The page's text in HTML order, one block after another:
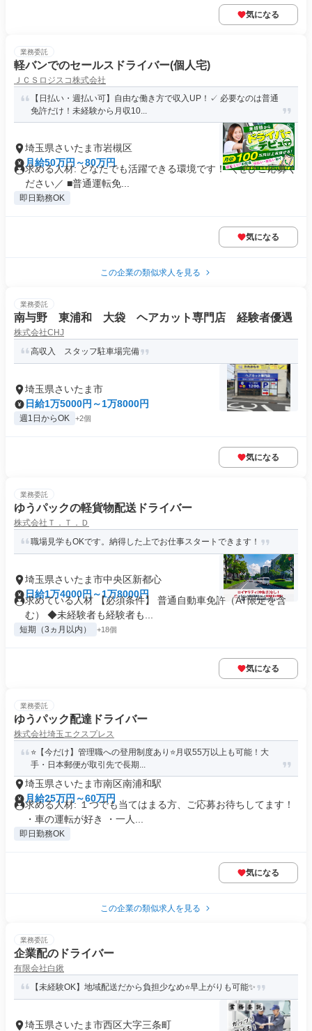
気になる
業務委託
軽バンでのセールスドライバー(個人宅)
ＪＣＳロジスコ株式会社
【日払い・週払い可】自由な働き方で収入UP！✓ 必要なのは普通
免許だけ！未経験から月収10...
埼玉県さいたま市岩槻区
月給50万円～80万円
求める人材: どなたでも活躍できる環境です！ ＼ぜひご応募く
ださい／ ■普通運転免...
即日勤務OK
気になる
この企業の類似求人を見る
業務委託
南与野 東浦和 大袋 ヘアカット専門店 経験者優遇
株式会社CHJ
高収入 スタッフ駐車場完備
埼玉県さいたま市
日給1万5000円～1万8000円
週1日からOK +2個
気になる
業務委託
ゆうパックの軽貨物配送ドライバー
株式会社Ｔ．Ｔ．Ｄ
職場見学もOKです。納得した上でお仕事スタートできます！
埼玉県さいたま市中央区新都心
日給1万4000円～1万8000円
求めている人材 【必須条件】 普通自動車免許（AT限定を含
む） ◆未経験者も経験者も...
短期（3ヵ月以内） +18個
気になる
業務委託
ゆうパック配達ドライバー
株式会社埼玉エクスプレス
⭐️【今だけ】管理職への登用制度あり⭐️月収55万以上も可能！大
手・日本郵便が取引先で長期...
埼玉県さいたま市南区南浦和駅
月給25万円～60万円
求める人材: １つでも当てはまる方、ご応募お待ちしてます！
・車の運転が好き ・一人...
即日勤務OK
気になる
この企業の類似求人を見る
業務委託
企業配のドライバー
有限会社白鍬
【未経験OK】地域配送だから負担少なめ⭐早上がりも可能✨
埼玉県さいたま市西区大字三条町